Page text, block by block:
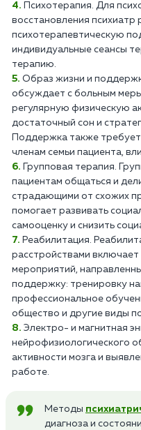
Психотерапия. Для
восстановления психиатр
психотерапевтическую
индивидуальные сеансы
терапию.
Образ жизни и
обсуждает с больным
регулярную физическую
достаточный сон и
Поддержка также
членам семьи пациента,
Групповая терапия.
пациентам общаться и
страдающими от схожих
помогает развивать
самооценку и снизить
Реабилитация.
расстройствами
мероприятий,
поддержку: тренировку
профессиональное
общество и другие виды
Электро- и магнитная
нейрофизиологического
активности мозга и
работе.
Методы
диагноза и